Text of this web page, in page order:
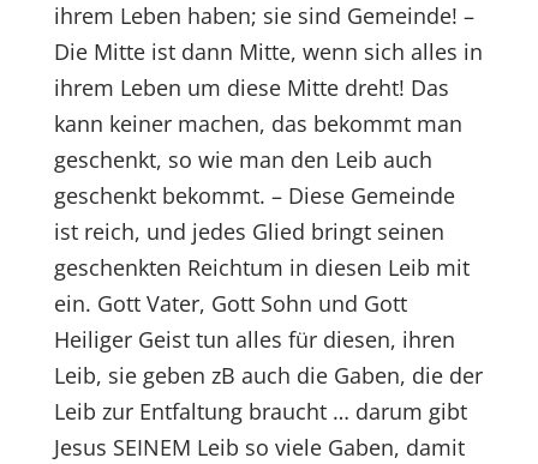
ihrem Leben haben; sie sind Gemeinde! –
Die Mitte ist dann Mitte, wenn sich alles in
ihrem Leben um diese Mitte dreht! Das
kann keiner machen, das bekommt man
geschenkt, so wie man den Leib auch
geschenkt bekommt. – Diese Gemeinde
ist reich, und jedes Glied bringt seinen
geschenkten Reichtum in diesen Leib mit
ein. Gott Vater, Gott Sohn und Gott
Heiliger Geist tun alles für diesen, ihren
Leib, sie geben zB auch die Gaben, die der
Leib zur Entfaltung braucht … darum gibt
Jesus SEINEM Leib so viele Gaben, damit